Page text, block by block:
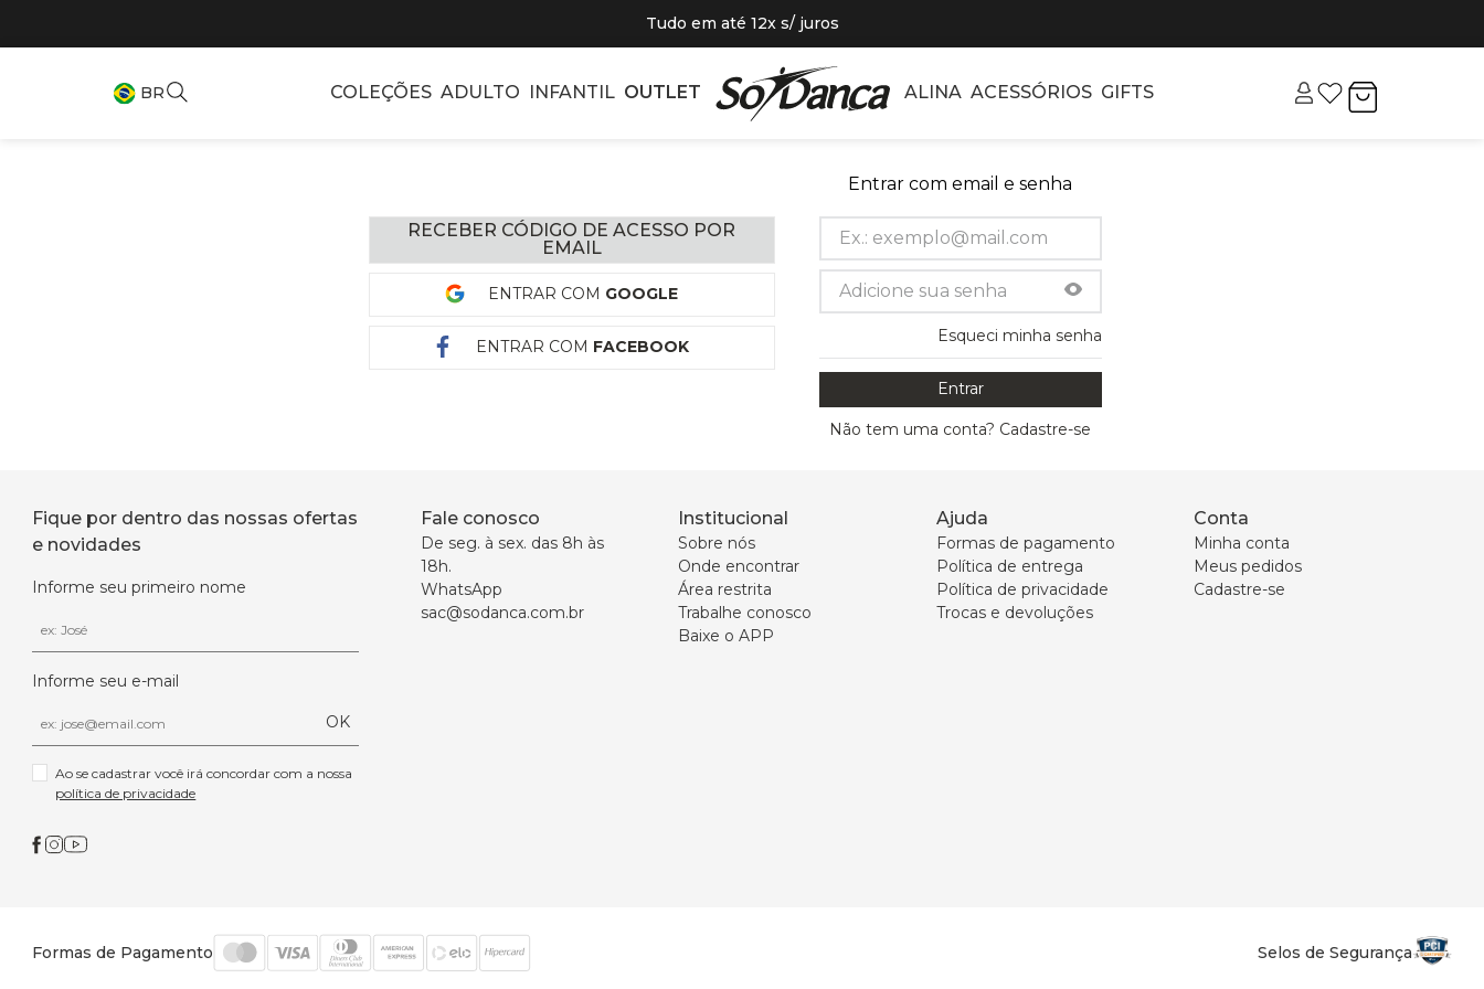
Tudo em até 12x s/ juros
BR COLEÇÕES ADULTO INFANTIL OUTLET ALINA ACESSÓRIOS GIFTS
RECEBER CÓDIGO DE ACESSO POR
EMAIL
ENTRAR COM GOOGLE
ENTRAR COM FACEBOOK
Entrar com email e senha
Esqueci minha senha
Entrar
Não tem uma conta? Cadastre-se
Fique por dentro das nossas ofertas
e novidades
Informe seu primeiro nome
Informe seu e-mail
OK
política de privacidade
Fale conosco
De seg. à sex. das 8h às
18h.
WhatsApp
sac@sodanca.com.br
Institucional
Sobre nós
Onde encontrar
Área restrita
Trabalhe conosco
Baixe o APP
Ajuda
Formas de pagamento
Política de entrega
Política de privacidade
Trocas e devoluções
Conta
Minha conta
Meus pedidos
Cadastre-se
Formas de Pagamento Selos de Segurança